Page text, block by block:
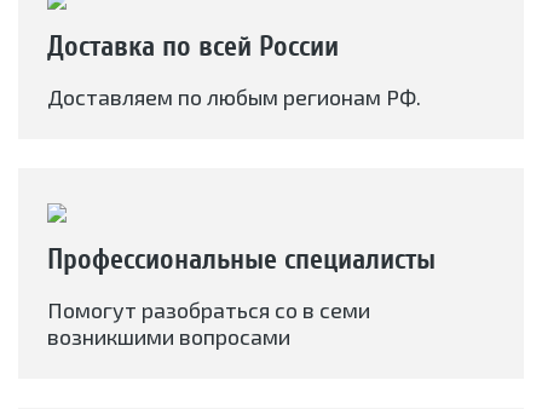
Доставка по всей России
Доставляем по любым регионам РФ.
Профессиональные специалисты
Помогут разобраться со в семи
возникшими вопросами